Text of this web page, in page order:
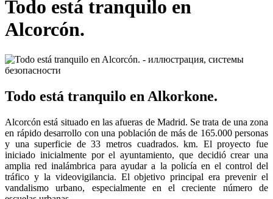
Todo está tranquilo en
Alcorcón.
Todo está tranquilo en Alkorkone.
Alcorcón está situado en las afueras de Madrid. Se trata de una zona
en rápido desarrollo con una población de más de 165.000 personas
y una superficie de 33 metros cuadrados. km. El proyecto fue
iniciado inicialmente por el ayuntamiento, que decidió crear una
amplia red inalámbrica para ayudar a la policía en el control del
tráfico y la videovigilancia. El objetivo principal era prevenir el
vandalismo urbano, especialmente en el creciente número de